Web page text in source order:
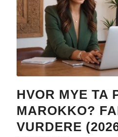
HVOR MYE TA
MAROKKO?
VURDERE